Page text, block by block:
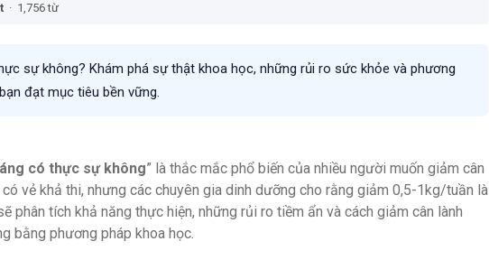
· 1,756 từ
sự không? Khám phá sự thật khoa học, những rủi ro sức khỏe và phương
đạt mục tiêu bền vững.
có thực sự không” là thắc mắc phổ biến của nhiều người muốn giảm cân
vẻ khả thi, nhưng các chuyên gia dinh dưỡng cho rằng giảm 0,5-1kg/tuần là
phân tích khả năng thực hiện, những rủi ro tiềm ẩn và cách giảm cân lành
bằng phương pháp khoa học.